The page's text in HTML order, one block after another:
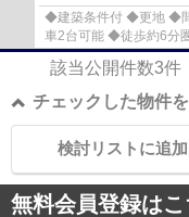
◆建築条件付 ◆更地 ◆
車2台可能 ◆徒歩約6分
◆山ノ内小学校まで徒
該当公開件数3件
チェックした物件
検討リストに追加
無料会員登録はこ